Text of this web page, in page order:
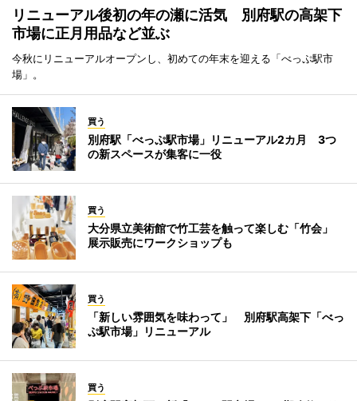
リニューアル後初の年の瀬に活気 別府駅の高架下
市場に正月用品など並ぶ
今秋にリニューアルオープンし、初めての年末を迎える「べっぷ駅市
場」。
買う
別府駅「べっぷ駅市場」リニューアル2カ月 3つ
の新スペースが集客に一役
買う
大分県立美術館で竹工芸を触って楽しむ「竹会」
展示販売にワークショップも
買う
「新しい雰囲気を味わって」 別府駅高架下「べっ
ぷ駅市場」リニューアル
買う